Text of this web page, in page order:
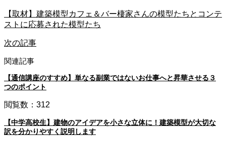
【取材】建築模型カフェ＆バー棲家さんの模型たちとコンテ
ストに応募された模型たち
次の記事
関連記事
【通信講座のすすめ】単なる副業ではないお仕事へと昇華させる３
つのポイント
閲覧数：312
【中学高校生】建物のアイデアを小さな立体に！建築模型が大切な
訳を分かりやすく説明します